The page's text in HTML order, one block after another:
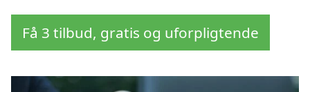
Få 3 tilbud, gratis og uforpligtende